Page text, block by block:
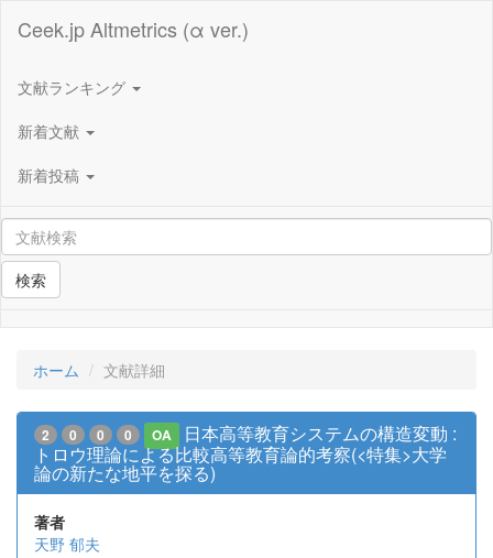
Ceek.jp Altmetrics (α ver.)
文献ランキング
新着文献
新着投稿
検索
ホーム 文献詳細
2 0 0 0 OA
日本高等教育システムの構造変動 :
トロウ理論による比較高等教育論的考察(<特集>大学
論の新たな地平を探る)
著者
天野 郁夫